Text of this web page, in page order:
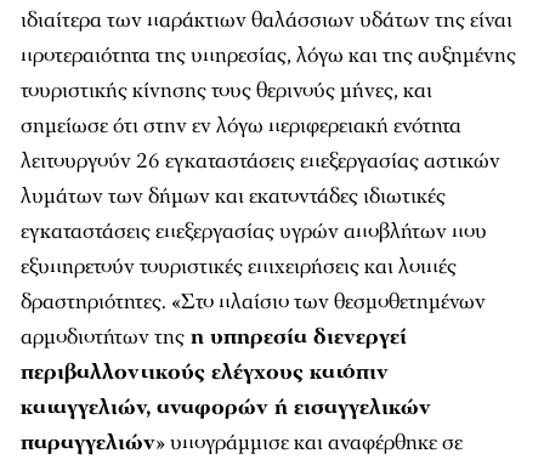
ιδιαίτερα των παράκτιων θαλάσσιων υδάτων της είναι
προτεραιότητα της υπηρεσίας, λόγω και της αυξημένης
τουριστικής κίνησης τους θερινούς μήνες, και
σημείωσε ότι στην εν λόγω περιφερειακή ενότητα
λειτουργούν 26 εγκαταστάσεις επεξεργασίας αστικών
λυμάτων των δήμων και εκατοντάδες ιδιωτικές
εγκαταστάσεις επεξεργασίας υγρών αποβλήτων που
εξυπηρετούν τουριστικές επιχειρήσεις και λοιπές
δραστηριότητες. «Στο πλαίσιο των θεσμοθετημένων
αρμοδιοτήτων της η υπηρεσία διενεργεί
περιβαλλοντικούς ελέγχους κατόπιν
καταγγελιών, αναφορών ή εισαγγελικών
παραγγελιών» υπογράμμισε και αναφέρθηκε σε